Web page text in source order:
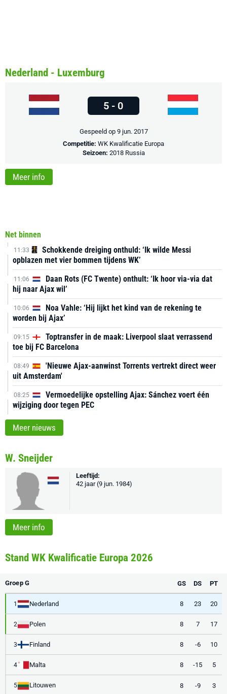
Net binnen
11:33
Schokkende dreiging onthuld: ‘Ik wilde Messi
opblazen met vier bommen tijdens WK’
11:06
Daan Rots (FC Twente) onthult: ‘Ik hoor via-via dat
hij naar Ajax wil’
10:06
Noa Vahle: ‘Hij lijkt het kind van de rekening te
worden bij Ajax’
09:15
Toptransfer in de maak: Liverpool slaat verrassend
toe bij FC Barcelona
08:49
'Nieuwe Ajax-aanwinst Torrents vertrekt direct weer
uit Amsterdam'
08:25
Vermoedelijke opstelling Ajax: Sánchez voert één
wijziging door tegen PEC
Meer nieuws
Nederland - Luxemburg
5 - 0
Gespeeld op 9 jun. 2017
Competitie: WK Kwalificatie Europa
Seizoen: 2018 Russia
Meer info
W. Sneijder
Leeftijd:
42 jaar (9 jun. 1984)
Meer info
Stand WK Kwalificatie Europa 2026
Groep G GS DS PT
1 Nederland 8 23 20
2 Polen 8 7 17
3 Finland 8 -6 10
4 Malta 8 -15 5
5 Litouwen 8 -9 3